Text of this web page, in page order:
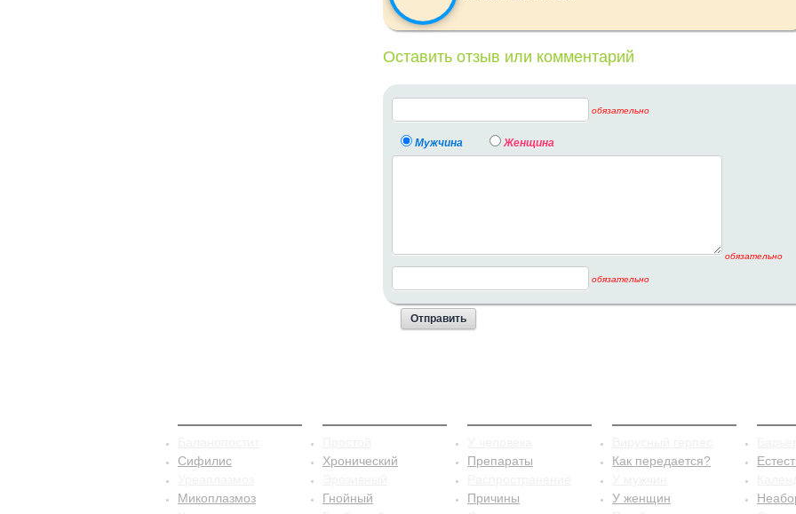
Оставить отзыв или комментарий
обязательно
Мужчина Женщина
обязательно
обязательно
Сифилис
Микоплазмоз
Хронический
Гнойный
Препараты
Причины
Как передается?
У женщин